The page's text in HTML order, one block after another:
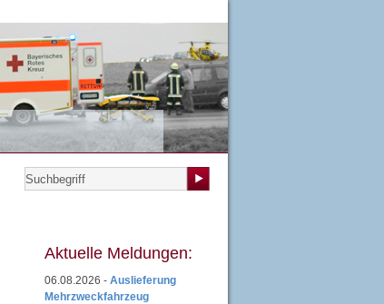
Aktuelle Meldungen:
06.08.2026 - Auslieferung
Mehrzweckfahrzeug